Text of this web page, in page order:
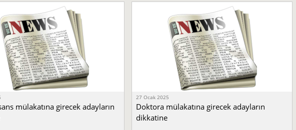
mülakatına girecek adayların
27 Ocak 2025
Doktora mülakatına girecek adayların
dikkatine